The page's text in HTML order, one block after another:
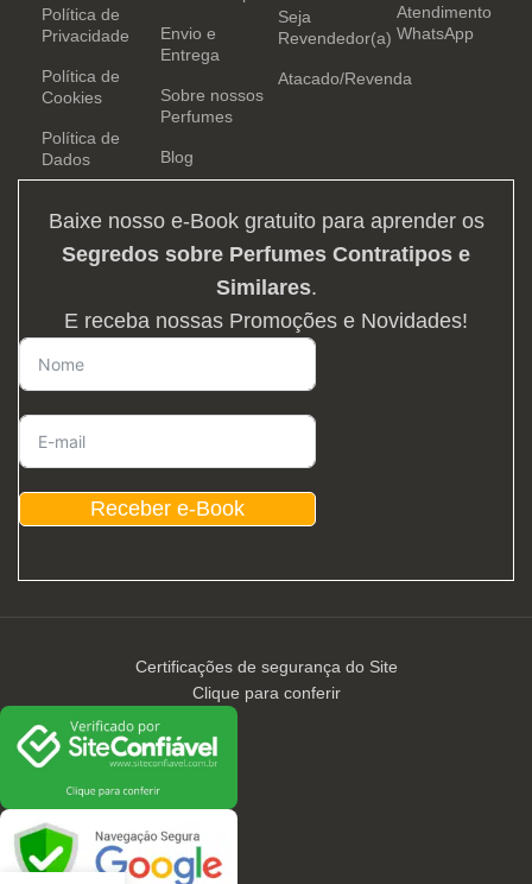
Política de
Privacidade
Política de
Cookies
Política de
Dados
Envio e
Entrega
Sobre nossos
Perfumes
Blog
Seja
Revendedor(a)
Atacado/Revenda
Atendimento
WhatsApp
Baixe nosso e-Book gratuito para aprender os
Segredos sobre Perfumes Contratipos e
Similares.
E receba nossas Promoções e Novidades!
Receber e-Book
Certificações de segurança do Site
Clique para conferir